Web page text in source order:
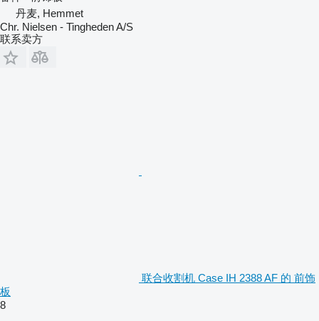
丹麦, Hemmet
Chr. Nielsen - Tingheden A/S
联系卖方
联合收割机 Case IH 2388 AF 的 前饰
板
8